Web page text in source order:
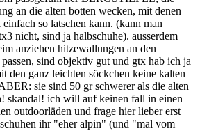
an die alten botten wecken, mit denen
so latschen kann. (kann man
nicht, sind ja halbschuhe). ausserdem
anziehen hitzewallungen an den
sind objektiv gut und gtx hab ich ja
den ganz leichten söckchen keine kalten
sie sind 50 gr schwerer als die alten
skandal! ich will auf keinen fall in einen
outdoorläden und frage hier lieber erst
ihr "eher alpin" (und "mal vom